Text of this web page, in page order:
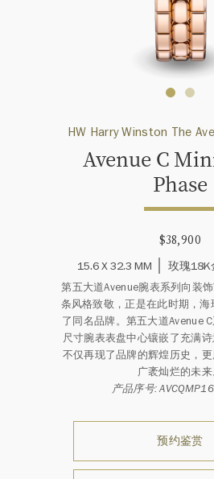
HW Harry Winston The
Avenue C
Phase
$38,900
15.6 X 32.3 MM
玫瑰18K
第五大道Avenue腕表系列向装
条风格致敬，正是在此时期，海
了同名品牌。第五大道Avenue
尺寸腕表表盘中心镶嵌了充满诗
不仅再现了品牌的辉煌历史，
广袤灿烂的未来
产品序号:
预约鉴赏